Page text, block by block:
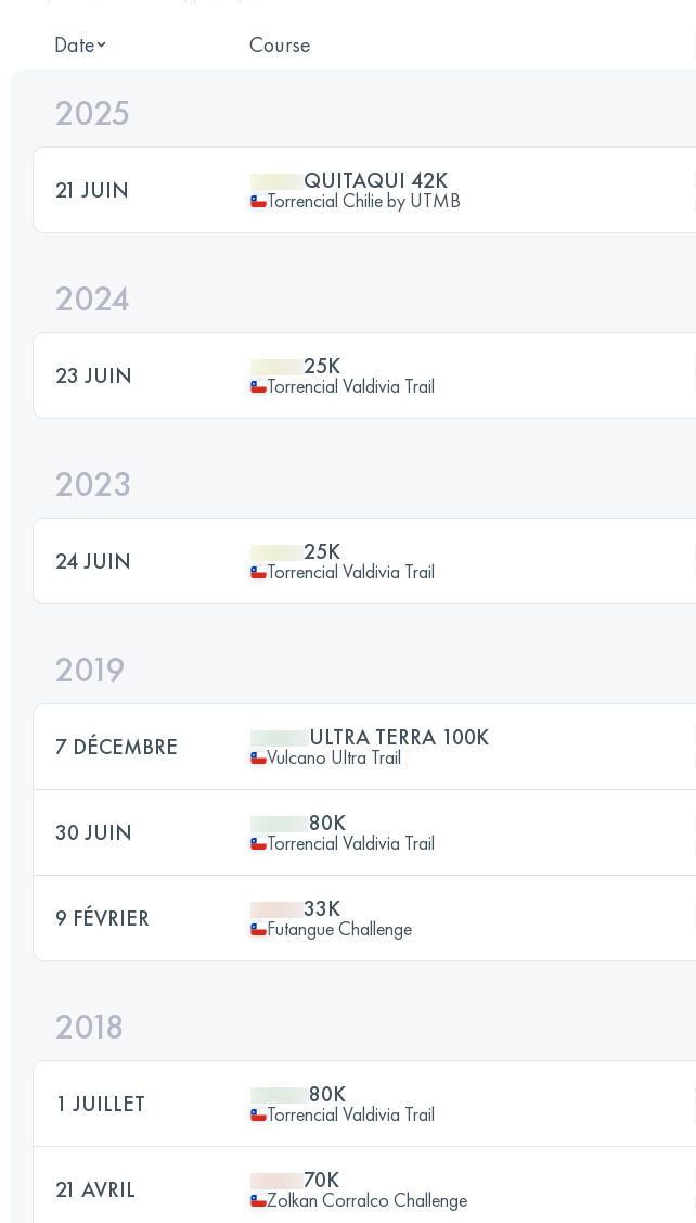
Date Course
2025
21 JUIN QUITAQUI 42K
Torrencial Chilie by UTMB
2024
23 JUIN 25K
Torrencial Valdivia Trail
2023
24 JUIN 25K
Torrencial Valdivia Trail
2019
7 DÉCEMBRE ULTRA TERRA 100K
Vulcano Ultra Trail
30 JUIN 80K
Torrencial Valdivia Trail
9 FÉVRIER 33K
Futangue Challenge
2018
1 JUILLET 80K
Torrencial Valdivia Trail
21 AVRIL 70K
Zolkan Corralco Challenge